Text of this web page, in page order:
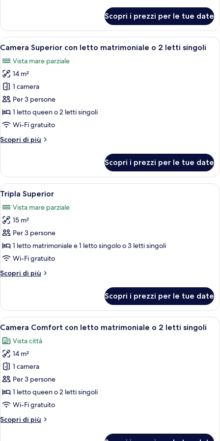
Standard
Scopri i prezzi per le tue date
Apri
tutte
le
foto
per
Camera
Superior
con
matrimoniale
letti
singoli
Una camera da letto moderna con
8
Camera Superior con letto matrimoniale o 2 letti singoli
Vista mare parziale
14 m²
1 camera
Per 3 persone
1 letto queen o 2 letti singoli
Wi-Fi gratuito
Scopri di più
Altri
Superior
con
letto
matrimoniale
o
2
letti
singoli
Scopri i prezzi per le tue date
Apri
tutte
le
foto
per
Tripla
Superior
Camera da letto moderna con un
7
Tripla Superior
Vista mare parziale
15 m²
Per 3 persone
1 letto matrimoniale e 1 letto singolo o 3 letti singoli
Wi-Fi gratuito
Scopri di più
Altri
Superior
Scopri i prezzi per le tue date
Apri
tutte
le
foto
per
Camera
Comfort
con
matrimoniale
Una camera d'albergo con un letto
7
Camera Comfort con letto matrimoniale o 2 letti singoli
Vista città
14 m²
1 camera
Per 3 persone
1 letto queen o 2 letti singoli
Wi-Fi gratuito
Scopri di più
Altri